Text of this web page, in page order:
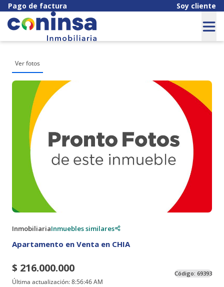
Pago de factura Soy cliente
Ver fotos
InmobiliariaInmuebles similares
Apartamento en Venta en CHIA
$ 216.000.000
Última actualización:8:56:46 AM
Código: 69393